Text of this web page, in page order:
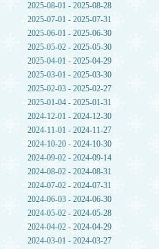
2025-08-01 - 2025-08-28
2025-07-01 - 2025-07-31
2025-06-01 - 2025-06-30
2025-05-02 - 2025-05-30
2025-04-01 - 2025-04-29
2025-03-01 - 2025-03-30
2025-02-03 - 2025-02-27
2025-01-04 - 2025-01-31
2024-12-01 - 2024-12-30
2024-11-01 - 2024-11-27
2024-10-20 - 2024-10-30
2024-09-02 - 2024-09-14
2024-08-02 - 2024-08-31
2024-07-02 - 2024-07-31
2024-06-03 - 2024-06-30
2024-05-02 - 2024-05-28
2024-04-02 - 2024-04-29
2024-03-01 - 2024-03-27